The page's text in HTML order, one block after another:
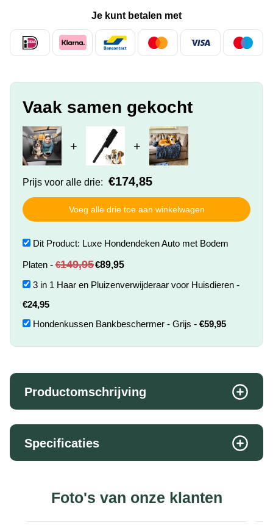
Je kunt betalen met
Vaak samen gekocht
+ +
Prijs voor alle drie: €174,85
Voeg alle drie toe aan winkelwagen
Dit Product: Luxe Hondendeken Auto met Bodem
Platen - €149,95€89,95
3 in 1 Haar en Pluizenverwijderaar voor Huisdieren -
€24,95
Hondenkussen Bankbeschermer - Grijs - €59,95
Productomschrijving
Specificaties
Foto's van onze klanten